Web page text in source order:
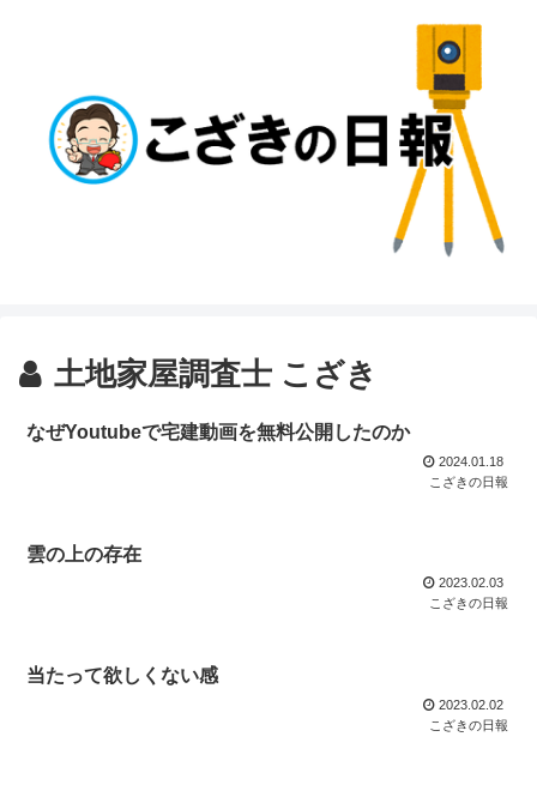
土地家屋調査士 こざき
なぜYoutubeで宅建動画を無料公開したのか
2024.01.18
こざきの日報
雲の上の存在
2023.02.03
こざきの日報
当たって欲しくない感
2023.02.02
こざきの日報